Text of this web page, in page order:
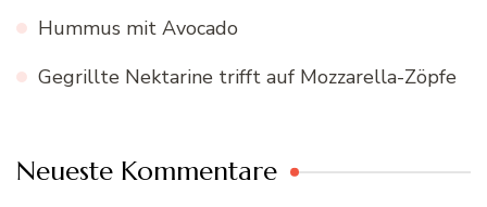
Hummus mit Avocado
Gegrillte Nektarine trifft auf Mozzarella-Zöpfe
Neueste Kommentare